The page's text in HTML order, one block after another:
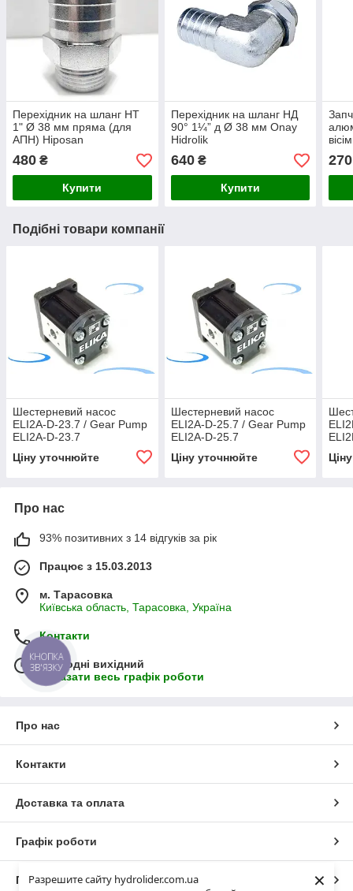
Разрешите сайту hydrolider.com.ua
×
Перехідник на шланг НТ
1" Ø 38 мм пряма (для
АПН) Hiposan
480 ₴
Купити
Перехідник на шланг НД
90° 1¼” д Ø 38 мм Onay
Hidrolik
640₴
Купити
270
Подібні товари компанії
Шестерневий насос
ELI2A-D-23.7 / Gear Pump
ELI2A-D-23.7
Ціну уточнюйте
Шестерневий насос
ELI2A-D-25.7 / Gear Pump
ELI2A-D-25.7
Ціну уточнюйте
Про нас
93% позитивних з 14 відгуків за рік
Працює з 15.03.2013
м. Тарасовка
Київська область, Тарасовка, Україна
Контакти
Сьогодні вихідний
Показати весь графік роботи
Про нас
Контакти
Доставка та оплата
Графік роботи
Повна версія сайту
КНОПКА
ЗВ'ЯЗКУ